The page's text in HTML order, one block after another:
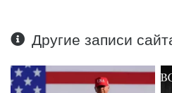
Другие записи